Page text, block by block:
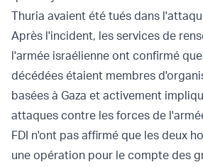
Thuria avaient été tués dans
Après l'incident, les services de
l'armée israélienne ont confirmé
décédées étaient membres
basées à Gaza et activement
attaques contre les forces de
FDI n'ont pas affirmé que les deux
une opération pour le compte des